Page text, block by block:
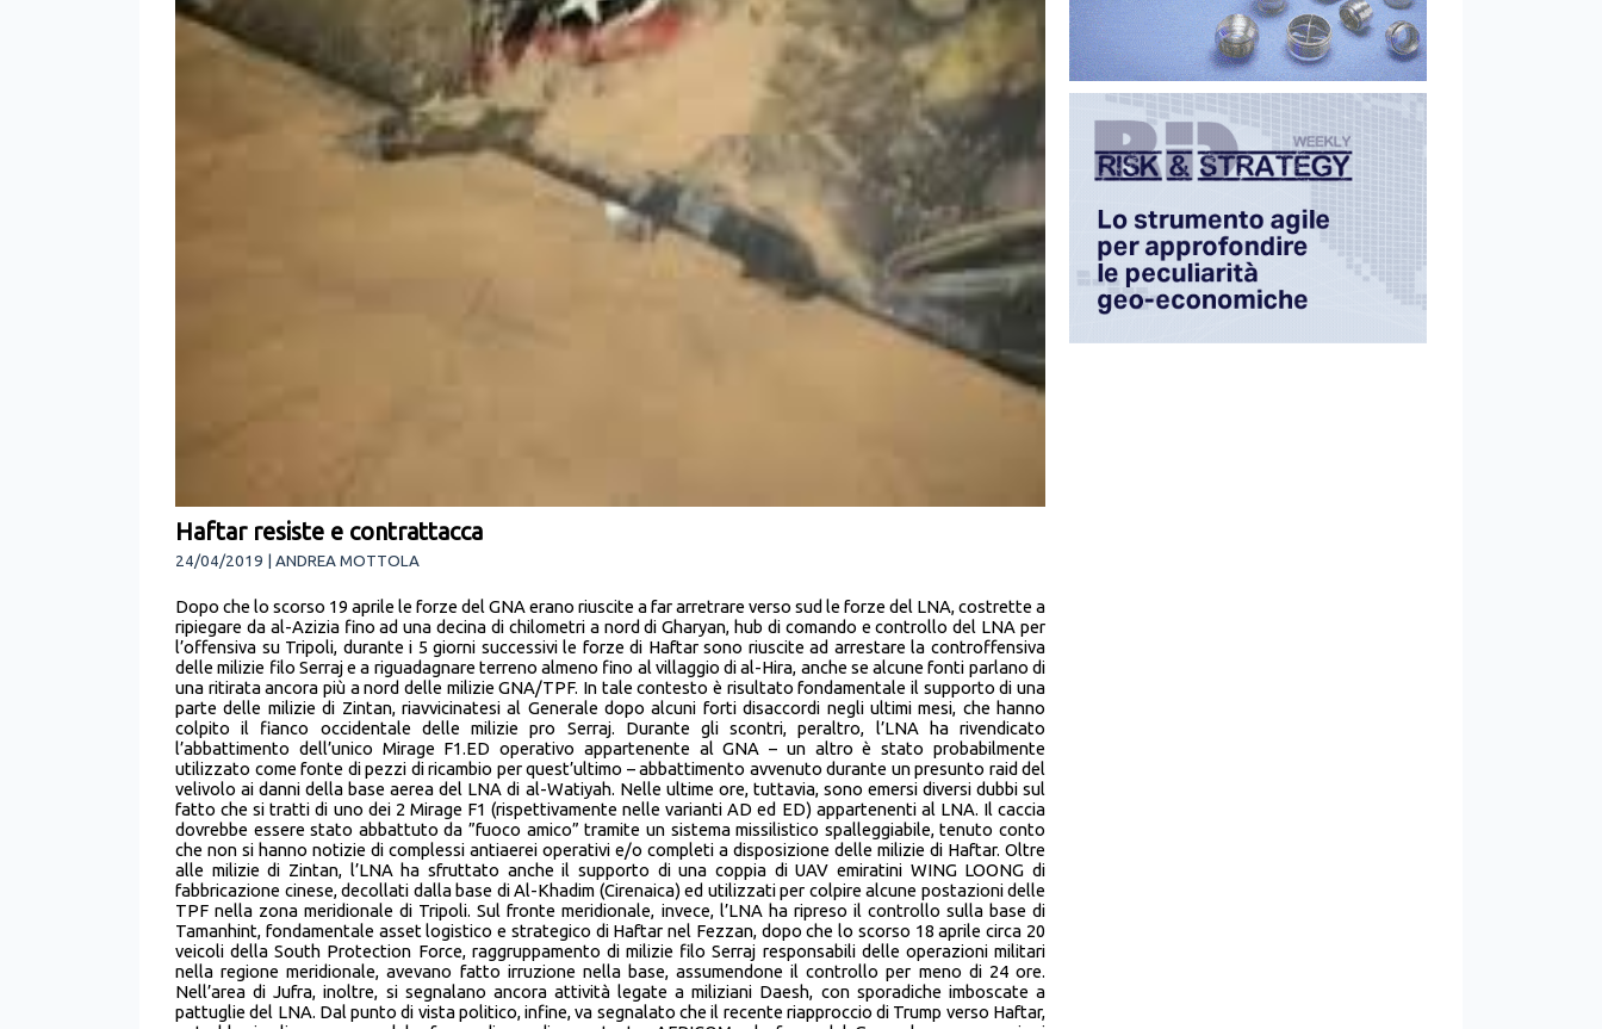
Haftar resiste e contrattacca
24/04/2019 | ANDREA MOTTOLA
Dopo che lo scorso 19 aprile le forze del GNA erano riuscite a far arretrare verso sud le forze del LNA, costrette a
ripiegare da al-Azizia fino ad una decina di chilometri a nord di Gharyan, hub di comando e controllo del LNA per
l’offensiva su Tripoli, durante i 5 giorni successivi le forze di Haftar sono riuscite ad arrestare la controffensiva
delle milizie filo Serraj e a riguadagnare terreno almeno fino al villaggio di al-Hira, anche se alcune fonti parlano di
una ritirata ancora più a nord delle milizie GNA/TPF. In tale contesto è risultato fondamentale il supporto di una
parte delle milizie di Zintan, riavvicinatesi al Generale dopo alcuni forti disaccordi negli ultimi mesi, che hanno
colpito il fianco occidentale delle milizie pro Serraj. Durante gli scontri, peraltro, l’LNA ha rivendicato
l’abbattimento dell’unico Mirage F1.ED operativo appartenente al GNA – un altro è stato probabilmente
utilizzato come fonte di pezzi di ricambio per quest’ultimo – abbattimento avvenuto durante un presunto raid del
velivolo ai danni della base aerea del LNA di al-Watiyah. Nelle ultime ore, tuttavia, sono emersi diversi dubbi sul
fatto che si tratti di uno dei 2 Mirage F1 (rispettivamente nelle varianti AD ed ED) appartenenti al LNA. Il caccia
dovrebbe essere stato abbattuto da ”fuoco amico” tramite un sistema missilistico spalleggiabile, tenuto conto
che non si hanno notizie di complessi antiaerei operativi e/o completi a disposizione delle milizie di Haftar. Oltre
alle milizie di Zintan, l’LNA ha sfruttato anche il supporto di una coppia di UAV emiratini WING LOONG di
fabbricazione cinese, decollati dalla base di Al-Khadim (Cirenaica) ed utilizzati per colpire alcune postazioni delle
TPF nella zona meridionale di Tripoli. Sul fronte meridionale, invece, l’LNA ha ripreso il controllo sulla base di
Tamanhint, fondamentale asset logistico e strategico di Haftar nel Fezzan, dopo che lo scorso 18 aprile circa 20
veicoli della South Protection Force, raggruppamento di milizie filo Serraj responsabili delle operazioni militari
nella regione meridionale, avevano fatto irruzione nella base, assumendone il controllo per meno di 24 ore.
Nell’area di Jufra, inoltre, si segnalano ancora attività legate a miliziani Daesh, con sporadiche imboscate a
pattuglie del LNA. Dal punto di vista politico, infine, va segnalato che il recente riapproccio di Trump verso Haftar,